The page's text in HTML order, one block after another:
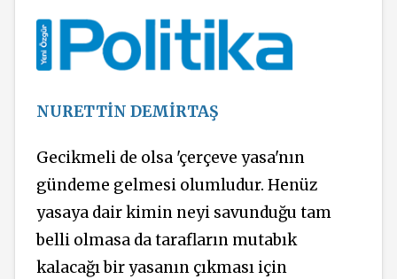
NURETTİN DEMİRTAŞ
Gecikmeli de olsa 'çerçeve yasa'nın
gündeme gelmesi olumludur. Henüz
yasaya dair kimin neyi savunduğu tam
belli olmasa da tarafların mutabık
kalacağı bir yasanın çıkması için